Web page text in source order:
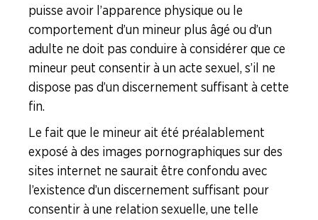
puisse avoir l’apparence physique ou le
comportement d’un mineur plus âgé ou d’un
adulte ne doit pas conduire à considérer que ce
mineur peut consentir à un acte sexuel, s’il ne
dispose pas d’un discernement suffisant à cette
fin.
Le fait que le mineur ait été préalablement
exposé à des images pornographiques sur des
sites internet ne saurait être confondu avec
l’existence d’un discernement suffisant pour
consentir à une relation sexuelle, une telle